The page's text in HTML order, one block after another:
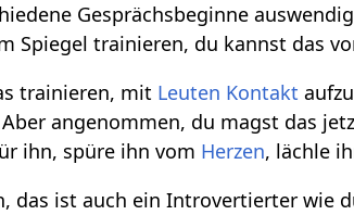
Gesprächsbeginne
Spiegel trainieren, du kannst das
trainieren, mit Leuten Kontakt
angenommen, du magst das
ihn, spüre ihn vom Herzen, lächle
das ist auch ein Introvertierter wie